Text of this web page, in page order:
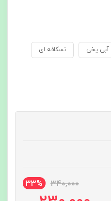
آبی یخی نسکافه ای
340,000
33%